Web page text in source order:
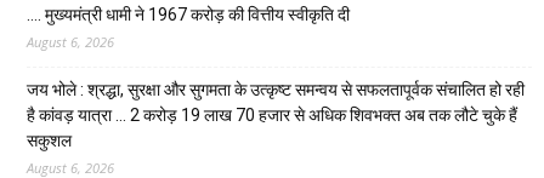
…. मुख्यमंत्री धामी ने ₹1967 करोड़ की वित्तीय स्वीकृति दी
August 6, 2026
जय भोले : श्रद्धा, सुरक्षा और सुगमता के उत्कृष्ट समन्वय से सफलतापूर्वक संचालित हो रही
है कांवड़ यात्रा … 2 करोड़ 19 लाख 70 हजार से अधिक शिवभक्त अब तक लौटे चुके हैं
सकुशल
August 6, 2026